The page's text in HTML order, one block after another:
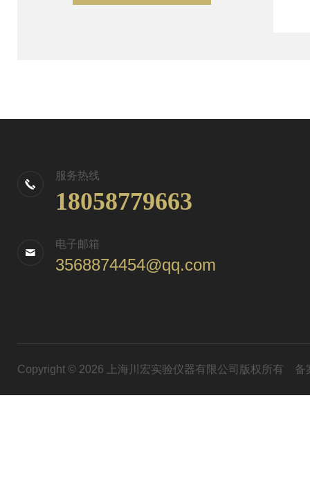
服务热线
18058779663
电子邮箱
3568874454@qq.com
Copyright © 2026 上海川宏实验仪器有限公司版权所有 备